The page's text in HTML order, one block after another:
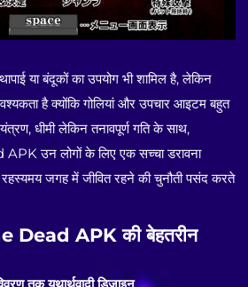
या बंदूकों का उपयोग भी शामिल है, लेकिन
है क्योंकि गोलियां और उपचार आइटम बहुत
धीमी लेकिन तनावपूर्ण गति के साथ,
उन लोगों के लिए एक सच्चा डरावना
जगह में जीवित रहने की चुनौती पसंद करते
APK की बेहतरीन